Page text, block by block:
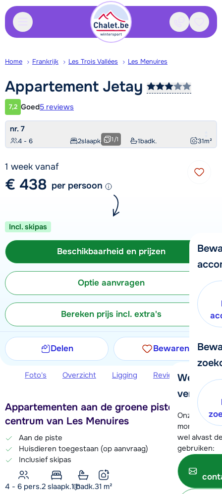
Contact
We
verder!
Onze
moment
wel alvast
gebruiken:
Home Frankrijk Les Trois Vallées Les Menuires
Appartement Jetay
Klantwaardering
7,2 Goed5 reviews
nr. 7
4 - 6 2slaapk. 1badk. 31m²
1/1
1 week vanaf
€ 438 per persoon
Incl. skipas
Beschikbaarheid en prijzen
Optie aanvragen
Bereken prijs incl. extra's
Delen Bewaren
Foto's Overzicht Ligging Reviews
Appartementen aan de groene piste, bij het
centrum van Les Menuires
Aan de piste
Huisdieren toegestaan (op aanvraag)
Inclusief skipas
4 - 6 pers.2 slaapk.1 badk.31 m²